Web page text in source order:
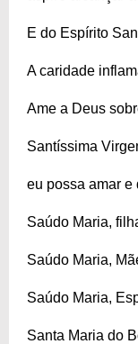
E do Espírito
A caridade
Ame a Deus
Santíssima
eu possa amar e
Saúdo Maria,
Saúdo Maria,
Saúdo Maria,
Santa Maria do